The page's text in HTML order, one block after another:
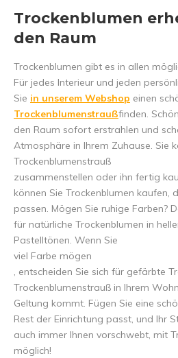
Trockenblumen
den Raum
Trockenblumen gibt es in allen
Für jedes Interieur und jeden
Sie in unserem Webshop einen
Trockenblumenstraußfinden.
den Raum sofort erstrahlen und
Atmosphäre in Ihrem Zuhause. Sie
Trockenblumenstrauß
zusammenstellen oder ihn fertig
können Sie Trockenblumen kaufen,
passen. Mögen Sie ruhige Farben?
für natürliche Trockenblumen in
Pastelltönen. Wenn Sie
viel Farbe mögen
, entscheiden Sie sich für gefärbte
Trockenblumenstrauß in Ihrem
Geltung kommt. Fügen Sie eine
Rest der Einrichtung passt, und Ihr
auch immer Ihnen vorschwebt, mit
möglich!